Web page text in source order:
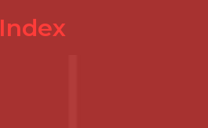
Index